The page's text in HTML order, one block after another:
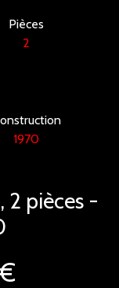
Pièces
2
1970
2 pièces -